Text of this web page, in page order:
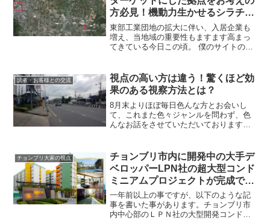
方必見！機動力生かせるシラチャ
郊外のオフィスに最適エリアと
は？
東部工業団地の拡大に伴い、入居企業も
増え、当地域の重要性もますます高まっ
てきている今日この頃。 僕のサイトの本
業団地をターゲットにした営業拠点」と
いう切り口で、拠点事...
読者・お客様との交流
視点の高い方は違う！驚くほど効
果のある視察方法とは？
8月末よりほぼ毎日色んな方とお会いし
て、これまた色々ジャンルを問わず、色
んなお話をさせていただいております
テルを運営している、とあるホテルチェ
ーンのオーナー社長様、某県...
チョンブリ大家の視点
チョンブリ市内に開発中の大手デ
ベロッパーLPN社の超大型コンド
ミニアムプロジェクトが完成で
す！
一年前以上の事ですが、以下のような記
事を書いた事があります。チョンブリ市
内中心部のＬＰＮ社の大型開発コンドミ